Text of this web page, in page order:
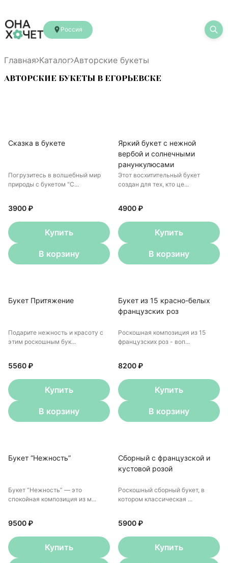
Россия
Главная Каталог Авторские букеты
АВТОРСКИЕ БУКЕТЫ В ЕГОРЬЕВСКЕ
Сказка в букете
Погрузитесь в волшебный мир
природы с букетом "С...
3900 ₽
Купить
В корзину
Яркий букет с нежной
вербой и солнечными
ранункулюсами
Этот восхитительный букет
создан для тех, кто це...
4900 ₽
Купить
В корзину
Букет Притяжение
Подарите нежность и красоту с
этим роскошным бук...
5560 ₽
Купить
В корзину
Букет из 15 красно-белых
французских роз
Роскошная композиция из 15
французских роз - воп...
8200 ₽
Купить
В корзину
Букет “Нежность”
Букет “Нежность” — это
спокойная композиция из м...
9500 ₽
Купить
Сборный с французской и
кустовой розой
Роскошный сборный букет, в
котором классическая ...
5900 ₽
Купить